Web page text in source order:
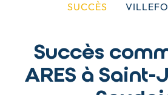
SUCCÈS
Succès
ARES à